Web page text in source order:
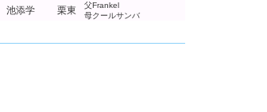
池添学 栗東
父Frankel
母クールサンバ